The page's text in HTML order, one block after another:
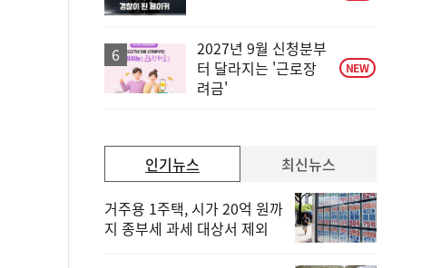
2027년 9월 신청분부
터 달라지는 '근로장
려금'
NEW
인기뉴스
거주용 1주택, 시가 20억 원까
지 종부세 과세 대상서 제외
최신뉴스